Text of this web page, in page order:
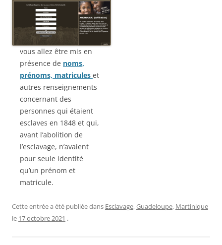
vous allez être mis en
présence de noms,
prénoms, matricules et
autres renseignements
concernant des
personnes qui étaient
esclaves en 1848 et qui,
avant l’abolition de
l’esclavage, n’avaient
pour seule identité
qu’un prénom et
matricule.
Cette entrée a été publiée dans Esclavage,Guadeloupe, Martinique
le 17 octobre 2021 .